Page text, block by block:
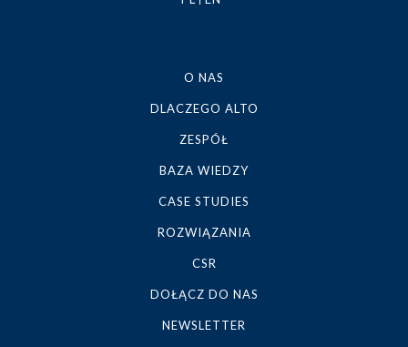
O NAS
DLACZEGO ALTO
ZESPÓŁ
BAZA WIEDZY
CASE STUDIES
ROZWIĄZANIA
CSR
DOŁĄCZ DO NAS
NEWSLETTER